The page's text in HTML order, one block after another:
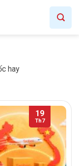
hay
19
Th7